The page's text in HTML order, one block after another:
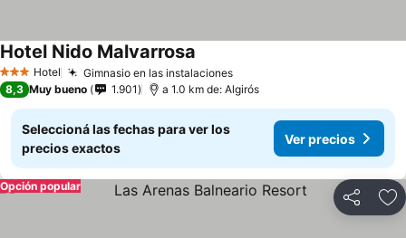
3 Estrellas
Hotel Gimnasio en las instalacionesVer precios
Hotel Nido Malvarrosa
8,3 Muy bueno 1.901 a 1.0 km de: Algirós
Seleccioná las fechas para ver los
precios exactos
Ver precios
Compartir
Opción popular